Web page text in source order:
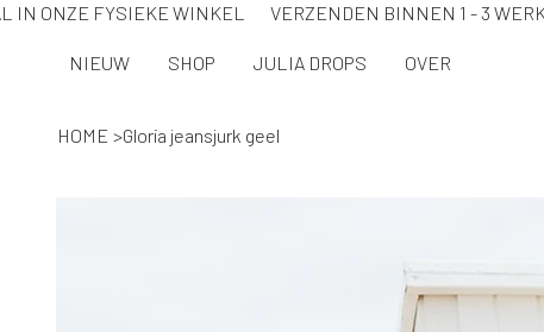
IN ONZE FYSIEKE WINKEL VERZENDEN BINNEN 1 - 3
NIEUW SHOP JULIA DROPS OVER
HOME >Gloria jeansjurk geel